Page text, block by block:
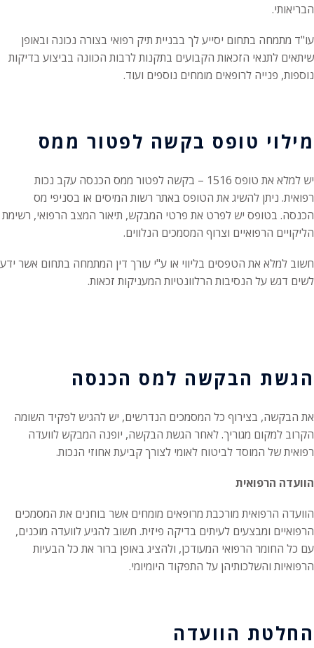
הבריאותי.
עו"ד מתמחה בתחום יסייע לך בבניית תיק רפואי בצורה נכונה ובאופן
שיתאים לתנאי הזכאות הקבועים בתקנות לרבות הכוונה בביצוע בדיקות
נוספות, פנייה לרופאים מומחים נוספים ועוד.
מילוי טופס בקשה לפטור ממס
יש למלא את טופס 1516 – בקשה לפטור ממס הכנסה עקב נכות
רפואית. ניתן להשיג את הטופס באתר רשות המיסים או בסניפי מס
הכנסה. בטופס יש לפרט את פרטי המבקש, תיאור המצב הרפואי, רשימת
הליקויים הרפואיים וצרוף המסמכים הנלווים.
חשוב למלא את הטפסים בליווי או ע"י עורך דין המתמחה בתחום אשר ידע
לשים דגש על הנסיבות הרלוונטיות המעניקות זכאות.
הגשת הבקשה למס הכנסה
את הבקשה, בצירוף כל המסמכים הנדרשים, יש להגיש לפקיד השומה
הקרוב למקום מגוריך. לאחר הגשת הבקשה, יופנה המבקש לוועדה
רפואית של המוסד לביטוח לאומי לצורך קביעת אחוזי הנכות.
הוועדה הרפואית
הוועדה הרפואית מורכבת מרופאים מומחים אשר בוחנים את המסמכים
הרפואיים ומבצעים לעיתים בדיקה פיזית. חשוב להגיע לוועדה מוכנים,
עם כל החומר הרפואי המעודכן, ולהציג באופן ברור את כל הבעיות
הרפואיות והשלכותיהן על התפקוד היומיומי.
החלטת הוועדה